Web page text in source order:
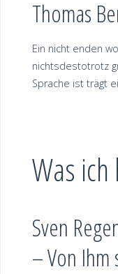
Thomas
Ein nicht enden
nichtsdestotrotz
Sprache ist trägt
Was
Sven
– Von Ihm